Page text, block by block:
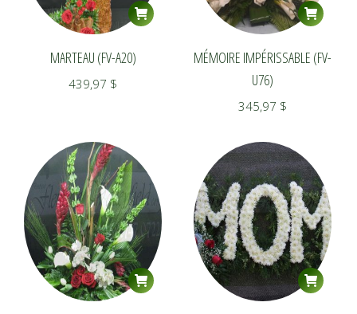
MARTEAU (FV-A20)
439,97 $
MÉMOIRE IMPÉRISSABLE (FV-
U76)
345,97 $